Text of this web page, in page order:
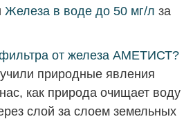
Железа в воде до 50 мг/л за
от железа АМЕТИСТ?
природные явления
как природа очищает воду
слой за слоем земельных